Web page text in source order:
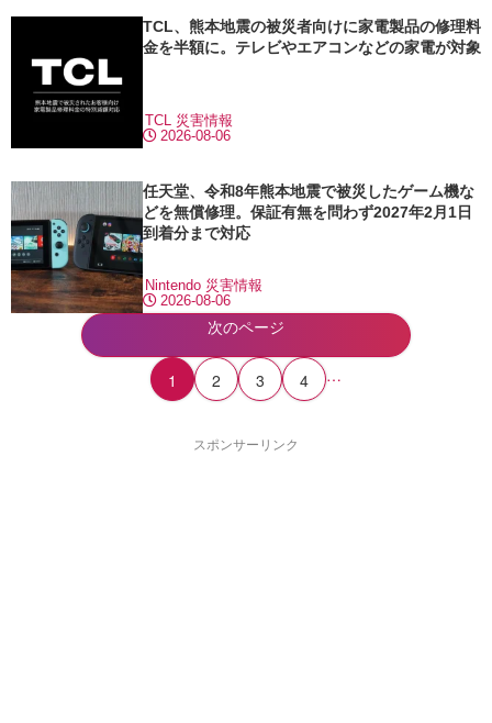
TCL、熊本地震の被災者向けに家電製品の修理料
金を半額に。テレビやエアコンなどの家電が対象
2026-08-06
TCL 災害情報
任天堂、令和8年熊本地震で被災したゲーム機な
どを無償修理。保証有無を問わず2027年2月1日
到着分まで対応
2026-08-06
Nintendo 災害情報
次のページ
1 2 3 4 …
スポンサーリンク